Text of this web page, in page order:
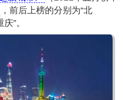
，前后上榜的分别为“北
”。